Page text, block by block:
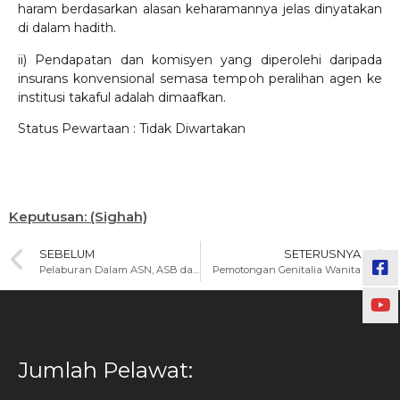
haram berdasarkan alasan keharamannya jelas dinyatakan
di dalam hadith.
ii) Pendapatan dan komisyen yang diperolehi daripada
insurans konvensional semasa tempoh peralihan agen ke
institusi takaful adalah dimaafkan.
Status Pewartaan : Tidak Diwartakan
Keputusan: (Sighah)
SEBELUM SETERUSNYA
Pemotongan Genitalia Wanita
Jumlah Pelawat: